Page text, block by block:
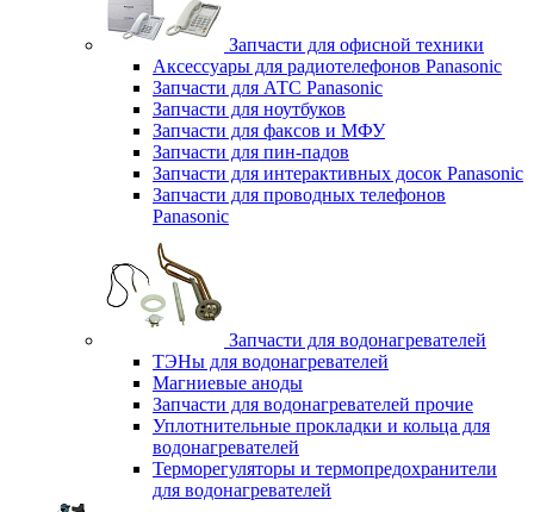
Запчасти для офисной техники
Аксессуары для радиотелефонов Panasonic
Запчасти для АТС Panasonic
Запчасти для ноутбуков
Запчасти для факсов и МФУ
Запчасти для пин-падов
Запчасти для интерактивных досок Panasonic
Запчасти для проводных телефонов
Panasonic
Запчасти для водонагревателей
ТЭНы для водонагревателей
Магниевые аноды
Запчасти для водонагревателей прочие
Уплотнительные прокладки и кольца для
водонагревателей
Терморегуляторы и термопредохранители
для водонагревателей